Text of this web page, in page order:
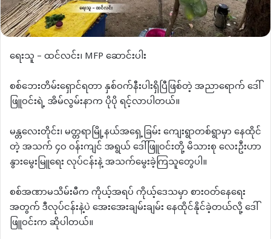
ရေးသူ – ထင်လင်း၊ MFP ဆောင်းပါး
စစ်ဘေးတိမ်းရှောင်ရတာ နှစ်ဝက်နီးပါးရှိပြီဖြစ်တဲ့ အညာရောက် ဒေါ်
ဖြူဝင်းရဲ့ အိမ်လွမ်းနာက ပိုပို ရင့်လာပါတယ်။
မန္တလေးတိုင်း၊ မတ္တရာမြို့နယ်အရှေ့ခြမ်း ကျေးရွာတစ်ရွာမှာ နေထိုင်
တဲ့ အသက် ၄၀ ဝန်းကျင် အရွယ် ဒေါ်ဖြူဝင်းတို့ မိသားစု လေးဦးဟာ
နွားမွေးမြူရေး လုပ်ငန်းနဲ့ အသက်မွေးခဲ့ကြသူတွေပါ။
စစ်အဏာမသိမ်းမီက ကိုယ့်အရပ် ကိုယ့်ဒေသမှာ စားဝတ်နေရေး
အတွက် ဒီလုပ်ငန်းနဲ့ပဲ အေးအေးချမ်းချမ်း နေထိုင်နိုင်ခဲ့တယ်လို့ ဒေါ်
ဖြူဝင်းက ဆိုပါတယ်။